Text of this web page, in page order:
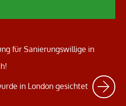
für Sanierungswillige in
in London gesichtet